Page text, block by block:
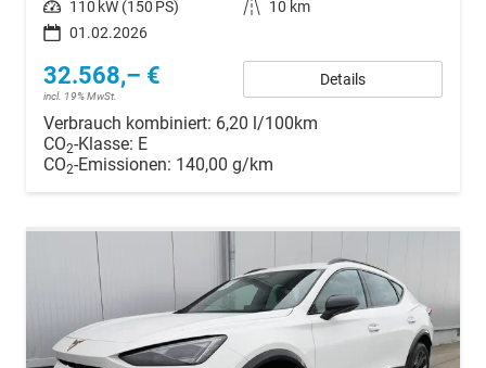
Leistung 110 kW (150 PS) Kilometerstand
10 km
01.02.2026
32.568,– €
incl. 19% MwSt.
Details
Verbrauch kombiniert: 6,20 l/100km
CO2-Klasse: E
CO2-Emissionen: 140,00 g/km